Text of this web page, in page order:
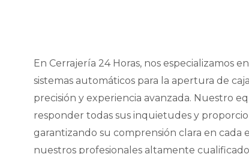
En Cerrajería 24 Horas, nos especializamos
sistemas automáticos para la apertura de
precisión y experiencia avanzada. Nuestro
responder todas sus inquietudes y
garantizando su comprensión clara en cada
nuestros profesionales altamente